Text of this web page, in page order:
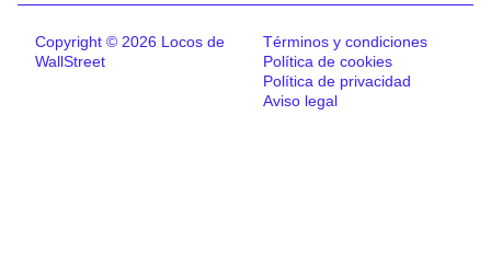
Copyright © 2026 Locos de
WallStreet
Términos y condiciones
Política de cookies
Política de privacidad
Aviso legal